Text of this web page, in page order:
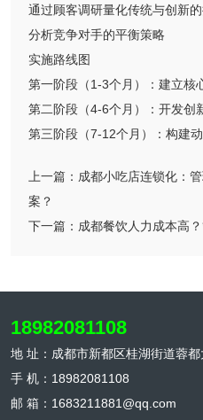
通过顾客调研量化传统与创新
分析竞争对手的平衡策略
实施路线图
第一阶段（1-3个月）：建立核
第二阶段（4-6个月）：开发创
第三阶段（7-12个月）：构建
上一篇： 成都小吃店连锁化：
案？
下一篇： 成都餐饮人力成本高
18982081108
地 址：成都市新都区桂湖街道蓉
手 机：18982081108
邮 箱：1683211881@qq.com